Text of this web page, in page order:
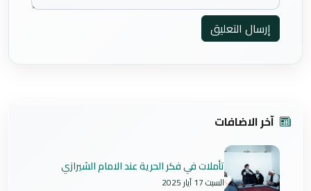
إرسال التعليق
آخر الاضافات
تأملات في فكر الحرية عند الامام الشيرازي
السبت 17 آيار 2025